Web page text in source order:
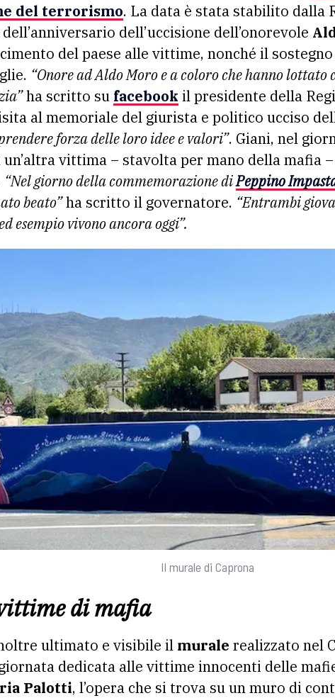
del terrorismo. La data è stata stabilito dalla
dell’uccisione dell’onorevole
del paese alle vittime, nonché il
“Onore ad Aldo Moro e a coloro che hanno
ha scritto su facebook il presidente della
al memoriale del giurista e politico ucciso
forza delle loro idee e valori”. Giani, nel
vittima – stavolta per mano della mafia
“Nel giorno della commemorazione diPeppino
beato”ha scritto il governatore. “Entrambi
esempio vivono ancora oggi”.
Il murale di Caprona
di mafia
ultimato e visibile il murale realizzato nel
dedicata alle vittime innocenti delle
Palotti, l’opera che si trova su un muro di